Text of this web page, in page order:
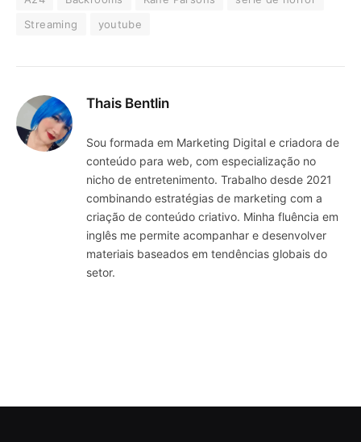
Streaming
youtube
Thais Bentlin
Sou formada em Marketing Digital e criadora de
conteúdo para web, com especialização no
nicho de entretenimento. Trabalho desde 2021
combinando estratégias de marketing com a
criação de conteúdo criativo. Minha fluência em
inglês me permite acompanhar e desenvolver
materiais baseados em tendências globais do
setor.